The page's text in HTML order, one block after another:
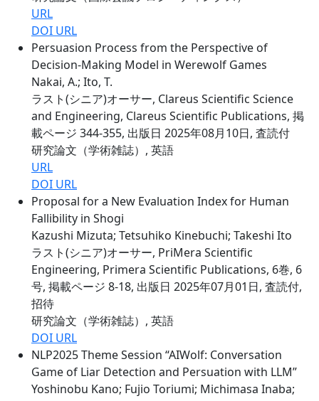
URL
DOI URL
Persuasion Process from the Perspective of
Decision-Making Model in Werewolf Games
Nakai, A.; Ito, T.
ラスト(シニア)オーサー, Clareus Scientific Science
and Engineering, Clareus Scientific Publications, 掲
載ページ 344-355, 出版日 2025年08月10日, 査読付
研究論文（学術雑誌）, 英語
URL
DOI URL
Proposal for a New Evaluation Index for Human
Fallibility in Shogi
Kazushi Mizuta; Tetsuhiko Kinebuchi; Takeshi Ito
ラスト(シニア)オーサー, PriMera Scientific
Engineering, Primera Scientific Publications, 6巻, 6
号, 掲載ページ 8-18, 出版日 2025年07月01日, 査読付,
招待
研究論文（学術雑誌）, 英語
DOI URL
NLP2025 Theme Session “AIWolf: Conversation
Game of Liar Detection and Persuation with LLM”
Yoshinobu Kano; Fujio Toriumi; Michimasa Inaba;